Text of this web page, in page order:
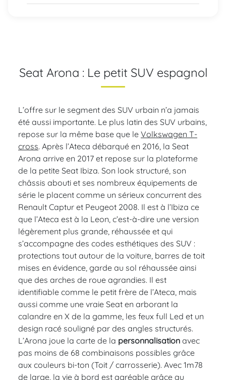
Seat Arona : Le petit SUV espagnol
L’offre sur le segment des SUV urbain n’a jamais
été aussi importante. Le plus latin des SUV urbains,
repose sur la même base que le Volkswagen T-
cross. Après l’Ateca débarqué en 2016, la Seat
Arona arrive en 2017 et repose sur la plateforme
de la petite Seat Ibiza. Son look structuré, son
châssis abouti et ses nombreux équipements de
série le placent comme un sérieux concurrent des
Renault Captur et Peugeot 2008. Il est à l’Ibiza ce
que l’Ateca est à la Leon, c’est-à-dire une version
légèrement plus grande, réhaussée et qui
s’accompagne des codes esthétiques des SUV :
protections tout autour de la voiture, barres de toit
mises en évidence, garde au sol réhaussée ainsi
que des arches de roue agrandies. Il est
identifiable comme le petit frère de l’Ateca, mais
aussi comme une vraie Seat en arborant la
calandre en X de la gamme, les feux full Led et un
design racé souligné par des angles structurés.
L’Arona joue la carte de la personnalisation avec
pas moins de 68 combinaisons possibles grâce
aux couleurs bi-ton (Toit / carrosserie). Avec 1m78
de large, la vie à bord est agréable grâce au